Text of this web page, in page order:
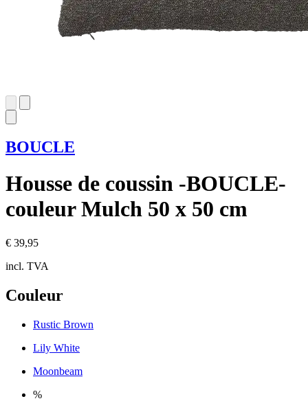
BOUCLE
Housse de coussin -BOUCLE-
couleur Mulch 50 x 50 cm
€ 39,95
incl. TVA
Couleur
Rustic Brown
Lily White
Moonbeam
%